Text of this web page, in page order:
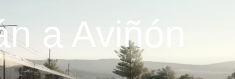
a Aviñón